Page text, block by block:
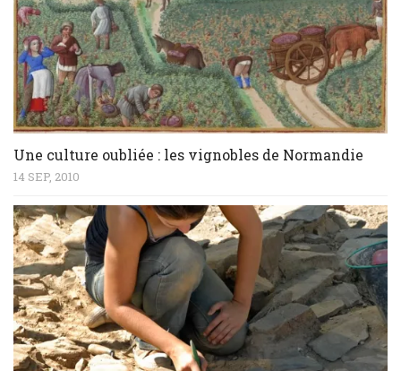
Une culture oubliée : les vignobles de Normandie
14 SEP, 2010